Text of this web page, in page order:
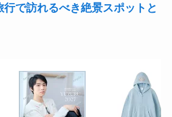
で訪れるべき絶景スポットと